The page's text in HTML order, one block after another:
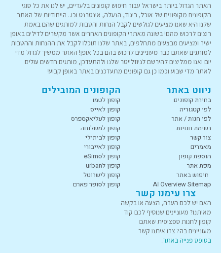
האתר הגדול ביותר בישראל עבור חיפוש קופונים בלעדיים, יש לנו את כל סוגי
הקופונים מקופונים של אוכל, ביגוד, הנעלה, אינטרנט וכו.. הייחודיות של האתר
שלנו היא שאנו מציעים לגולשים לקבל הנחות והטבות למותגים שהם באמת
רוצים לרכוש מהם! בשונה מאתרי הקופונים האחרים אשר מקשרים לדילים באופן
ישיר ומציעים מבצעים מתחלפים, באתר שלנו תוכלו לקבל את ההנחות וההטבות
למותגים שאתם כבר מעוניינים לרכוש בהם בכל אופן! האתר ממשיך לגדול מדי
יום ואנו ממליצים להירשם לניוזלייטר שלנו ולהתעדכן, מותגים חדשים עולים
לאתר מדי שבוע וכמו כן גם קופונים מתעדכנים באתר באופן קבוע!
ניווט באתר
בחירת קופונים
לפי קטגוריה
לפי חנות / אתר
רשימת חנויות
צור קשר
מאמרים
הוספת קופון
מפת אתר
חיפוש באתר
AI Overview Sitemap
הקופונים המובילים
קופון לטמו
קופון לאייס
קופון לעליאקספרס
קופון למשלוחה
קופון לביתילי
קופון לאייבורי
קופון לeSimo
קופון לurban
קופון לישרוטל
קופון לסופר פארם
צרו עימנו קשר
האם יש לכם הערה, הצעה או בקשה
מאיתנו? מעוניינים שנוסיף לכם קוד
קופון לחנות ספציפית שאתם
מעוניינים בה? צרו איתנו קשר
בטופס פנייה באתר.